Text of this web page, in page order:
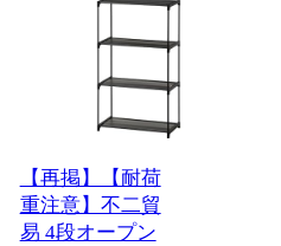
【再掲】【耐荷
重注意】不二貿
易 4段オープン